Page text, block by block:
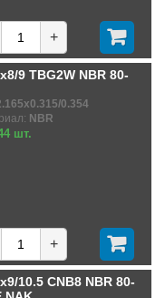
+
9 TBG2W NBR 80-
0.354
NBR
шт.
+
10.5 CNB8 NBR 80-